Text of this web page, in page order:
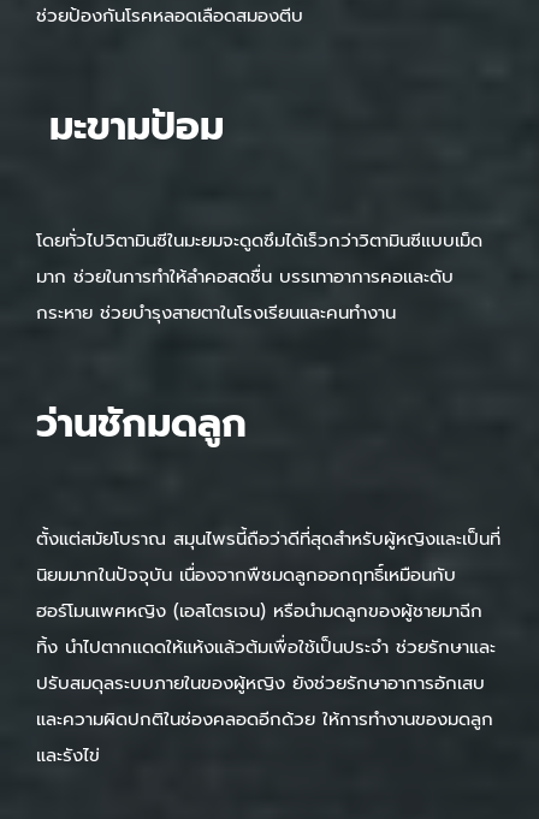
ช่วยป้องกันโรคหลอดเลือดสมองตีบ
มะขามป้อม
โดยทั่วไปวิตามินซีในมะยมจะดูดซึมได้เร็วกว่าวิตามินซีแบบเม็ด
มาก ช่วยในการทำให้ลำคอสดชื่น บรรเทาอาการคอและดับ
กระหาย ช่วยบำรุงสายตาในโรงเรียนและคนทำงาน
ว่านชักมดลูก
ตั้งแต่สมัยโบราณ สมุนไพรนี้ถือว่าดีที่สุดสำหรับผู้หญิงและเป็นที่
นิยมมากในปัจจุบัน เนื่องจากพืชมดลูกออกฤทธิ์เหมือนกับ
ฮอร์โมนเพศหญิง (เอสโตรเจน) หรือนำมดลูกของผู้ชายมาฉีก
ทิ้ง นำไปตากแดดให้แห้งแล้วต้มเพื่อใช้เป็นประจำ ช่วยรักษาและ
ปรับสมดุลระบบภายในของผู้หญิง ยังช่วยรักษาอาการอักเสบ
และความผิดปกติในช่องคลอดอีกด้วย ให้การทำงานของมดลูก
และรังไข่